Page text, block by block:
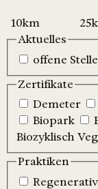
Aktuelles
offene
Zertifikate
Demeter
Biopark
Biozyklisch
Praktiken